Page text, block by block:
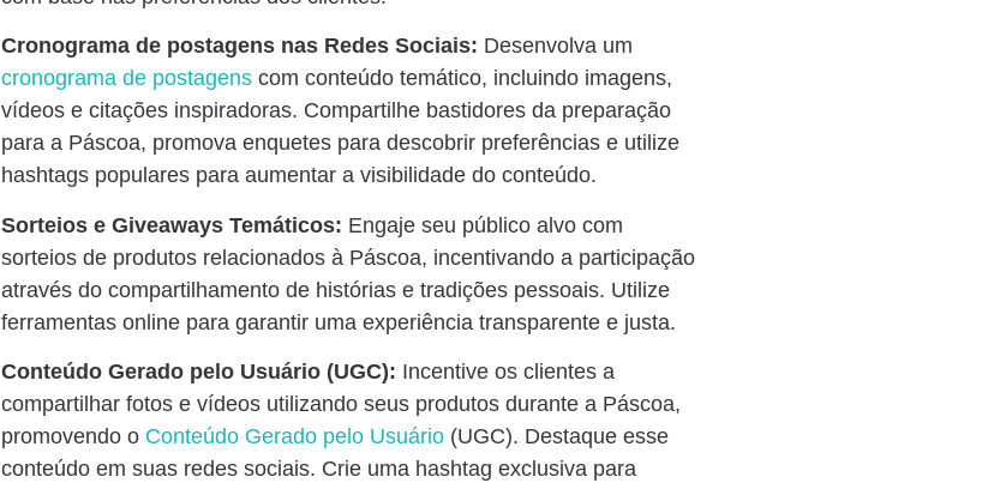
Cronograma de postagens nas Redes Sociais: Desenvolva um
cronograma de postagens com conteúdo temático, incluindo imagens,
vídeos e citações inspiradoras. Compartilhe bastidores da preparação
para a Páscoa, promova enquetes para descobrir preferências e utilize
hashtags populares para aumentar a visibilidade do conteúdo.
Sorteios e Giveaways Temáticos: Engaje seu público alvo com
sorteios de produtos relacionados à Páscoa, incentivando a participação
através do compartilhamento de histórias e tradições pessoais. Utilize
ferramentas online para garantir uma experiência transparente e justa.
Conteúdo Gerado pelo Usuário (UGC): Incentive os clientes a
compartilhar fotos e vídeos utilizando seus produtos durante a Páscoa,
promovendo o Conteúdo Gerado pelo Usuário (UGC). Destaque esse
conteúdo em suas redes sociais. Crie uma hashtag exclusiva para